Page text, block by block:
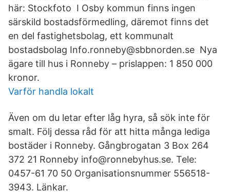
här: Stockfoto I Osby kommun finns ingen
särskild bostadsförmedling, däremot finns det
en del fastighetsbolag, ett kommunalt
bostadsbolag Info.ronneby@sbbnorden.se Nya
ägare till hus i Ronneby – prislappen: 1 850 000
kronor.
Varför handla lokalt
Även om du letar efter låg hyra, så sök inte för
smalt. Följ dessa råd för att hitta många lediga
bostäder i Ronneby. Gångbrogatan 3 Box 264
372 21 Ronneby info@ronnebyhus.se. Tele:
0457-61 70 50 Organisationsnummer 556518-
3943. Länkar.